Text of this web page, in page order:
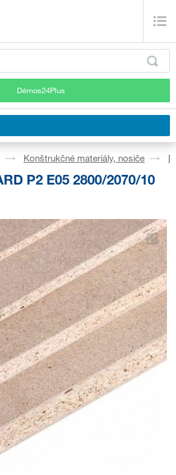
Démos24Plus
Konštrukčné materiály, nosiče
P2 E05 2800/2070/10